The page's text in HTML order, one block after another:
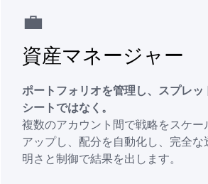
💼
資産マネージャー
ポートフォリオを管理し、スプレッ
シートではなく。
複数のアカウント間で戦略をスケー
アップし、配分を自動化し、完全な
明さと制御で結果を出します。